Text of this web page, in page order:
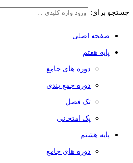
جستجو برای:
صفحه اصلی
پایه هفتم
دوره های جامع
دوره جمع بندی
تک فصل
پک امتحانی
پایه هشتم
دوره های جامع